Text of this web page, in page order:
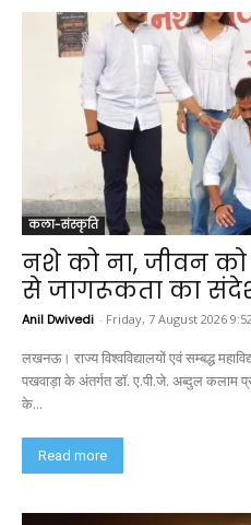
कला-संस्कृति
नशे को ना, जीवन को
से जागरूकता का
Anil Dwivedi - Friday, 7 August 2026
लखनऊ। राज्य विश्वविद्यालयों एवं सम्बद्ध
पखवाड़ा के अंतर्गत डॉ. ए.पी.जे. अब्दुल कलाम
के...
Read more